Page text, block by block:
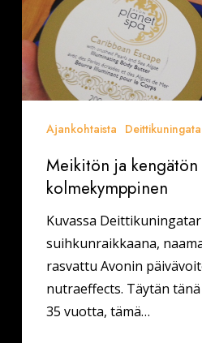
Ajankohtaista
Meikitön ja kengätön
kolmekymppinen
Kuvassa
suihkunraikkaana,
rasvattu Avonin
nutraeffects. Täytän
35 vuotta, tämä…